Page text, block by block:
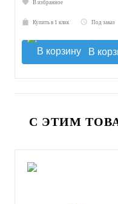
В избранное
Купить в 1 клик Под заказ
В
С ЭТИМ